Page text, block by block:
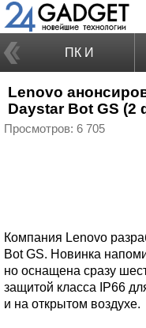
ПК И
НОУТБУКИ
Lenovo
Daystar Bot GS (2
Просмотров: 6 705
Компания Lenovo
Bot GS. Новинка
но оснащена сразу
защитой класса IP66
и на открытом воздухе.